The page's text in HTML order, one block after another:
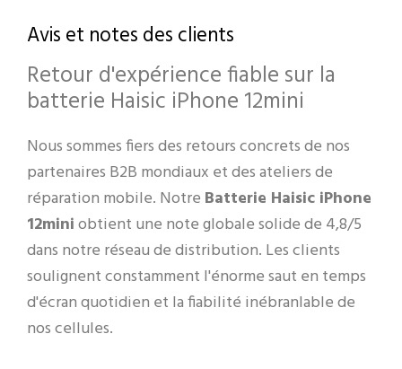
Avis et notes des clients
Retour d'expérience fiable sur la
batterie Haisic iPhone 12mini
Nous sommes fiers des retours concrets de nos
partenaires B2B mondiaux et des ateliers de
réparation mobile. Notre Batterie Haisic iPhone
12miniobtient une note globale solide de 4,8/5
dans notre réseau de distribution. Les clients
soulignent constamment l'énorme saut en temps
d'écran quotidien et la fiabilité inébranlable de
nos cellules.